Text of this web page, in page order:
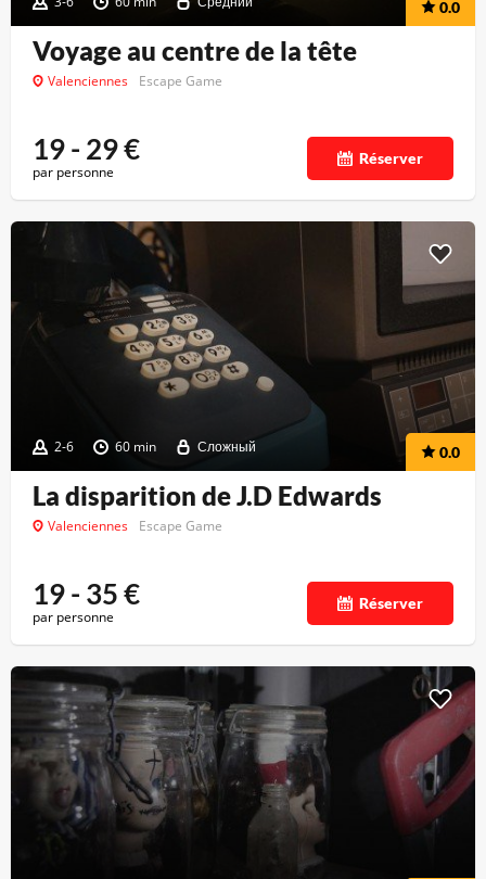
0.0
Voyage au centre de la tête
Valenciennes Escape Game
19 - 29€
par personne
Réserver
2-6 60 min Сложный 0.0
La disparition de J.D Edwards
Valenciennes Escape Game
19 - 35€
par personne
Réserver